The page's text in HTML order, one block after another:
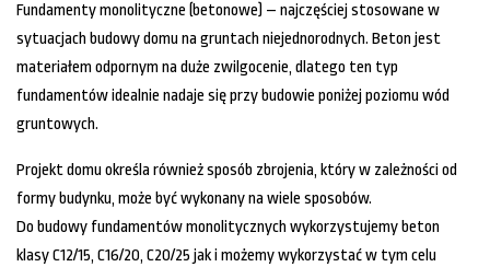
Fundamenty monolityczne (betonowe) – najczęściej stosowane w
sytuacjach budowy domu na gruntach niejednorodnych. Beton jest
materiałem odpornym na duże zwilgocenie, dlatego ten typ
fundamentów idealnie nadaje się przy budowie poniżej poziomu wód
gruntowych.
Projekt domu określa również sposób zbrojenia, który w zależności od
formy budynku, może być wykonany na wiele sposobów.
Do budowy fundamentów monolitycznych wykorzystujemy beton
klasy C12/15, C16/20, C20/25 jak i możemy wykorzystać w tym celu